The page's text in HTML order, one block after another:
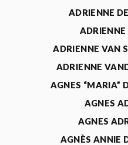
ADRIENNE
ADRIENNE VAN
ADRIENNE
AGNES “MARIA”
AGNES
AGNES
AGNÈS ANNIE